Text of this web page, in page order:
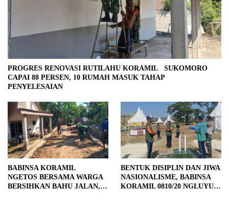
PROGRES RENOVASI RUTILAHU KORAMIL SUKOMORO
CAPAI 88 PERSEN, 10 RUMAH MASUK TAHAP
PENYELESAIAN
BABINSA KORAMIL
NGETOS BERSAMA WARGA
BERSIHKAN BAHU JALAN,
BENTUK DISIPLIN DAN JIWA
NASIONALISME, BABINSA
KORAMIL 0810/20 NGLUYU